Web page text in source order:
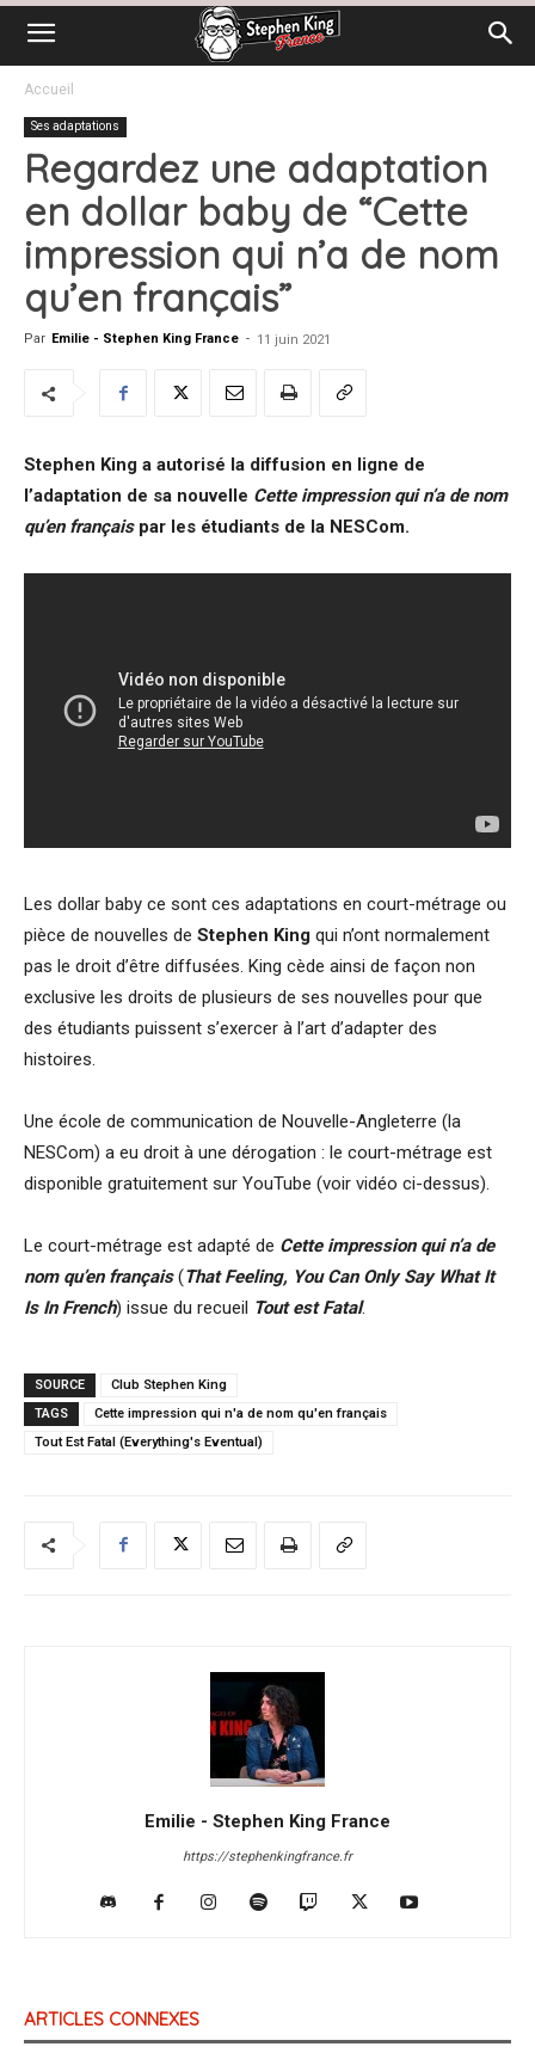
Accueil
Ses adaptations
Regardez une adaptation
en dollar baby de “Cette
impression qui n’a de nom
qu’en français”
Par Emilie - Stephen King France - 11 juin 2021
Stephen King a autorisé la diffusion en ligne de
l’adaptation de sa nouvelle Cette impression qui n’a de nom
qu’en françaispar les étudiants de la NESCom.
Les dollar baby ce sont ces adaptations en court-métrage ou
pièce de nouvelles de Stephen King qui n’ont normalement
pas le droit d’être diffusées. King cède ainsi de façon non
exclusive les droits de plusieurs de ses nouvelles pour que
des étudiants puissent s’exercer à l’art d’adapter des
histoires.
Une école de communication de Nouvelle-Angleterre (la
NESCom) a eu droit à une dérogation : le court-métrage est
disponible gratuitement sur YouTube (voir vidéo ci-dessus).
Le court-métrage est adapté de Cette impression qui n’a de
nom qu’en français(That Feeling, You Can Only Say What It
Is In French) issue du recueil Tout est Fatal.
SOURCE
Club Stephen King
TAGS
Cette impression qui n'a de nom qu'en français
Tout Est Fatal (Everything's Eventual)
Emilie - Stephen King France
https://stephenkingfrance.fr
ARTICLES CONNEXES